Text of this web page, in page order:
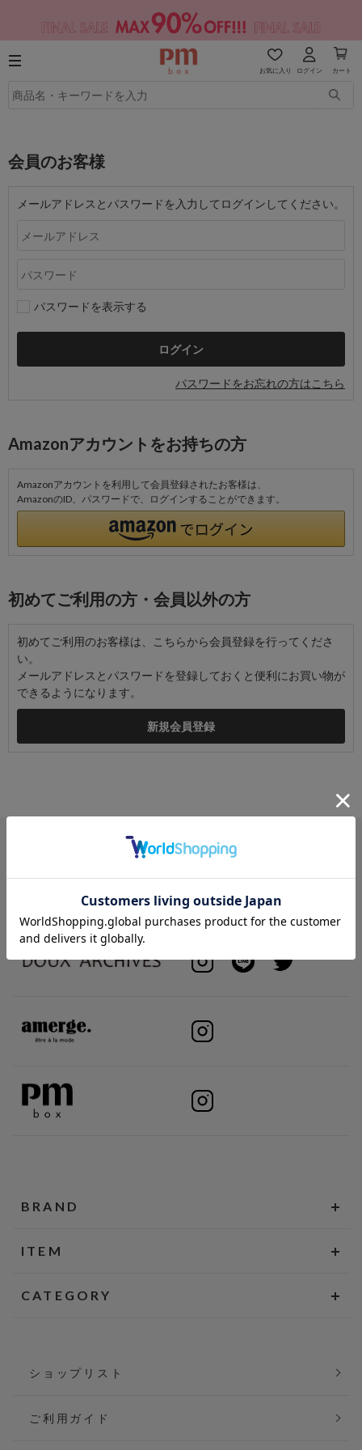
お気に入り ログイン カート
会員のお客様
メールアドレスとパスワードを入力してログインしてください。
パスワードを表示する
パスワードをお忘れの方はこちら
Amazonアカウントをお持ちの方
Amazonアカウントを利用して会員登録されたお客様は、
AmazonのID、パスワードで、ログインすることができます。
初めてご利用の方・会員以外の方
初めてご利用のお客様は、こちらから会員登録を行ってくださ
い。
メールアドレスとパスワードを登録しておくと便利にお買い物が
できるようになります。
BRAND
ITEM
CATEGORY
ショップリスト
ご利用ガイド